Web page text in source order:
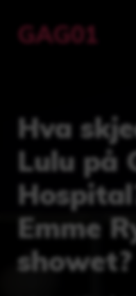
GAG01
Hva
Lulu på
Emme
showet?